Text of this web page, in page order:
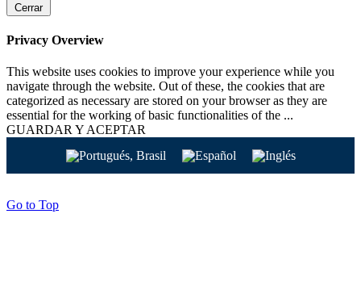
Cerrar
Privacy Overview
This website uses cookies to improve your experience while you
navigate through the website. Out of these, the cookies that are
categorized as necessary are stored on your browser as they are
essential for the working of basic functionalities of the ...
GUARDAR Y ACEPTAR
Go to Top